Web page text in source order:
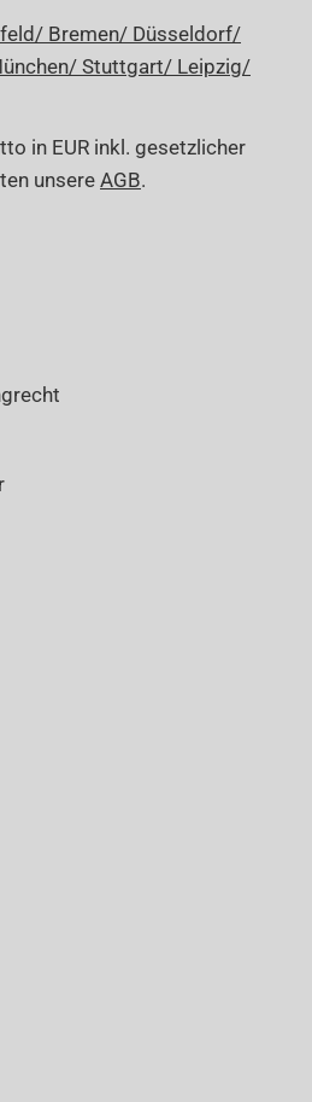
Bremen/ Düsseldorf/
Stuttgart/ Leipzig/
in EUR inkl. gesetzlicher
unsereAGB.